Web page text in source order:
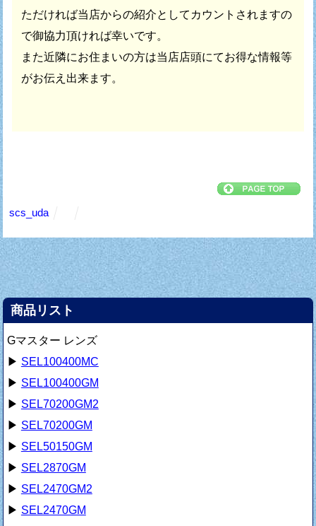
ただければ当店からの紹介としてカウントされますの
で御協力頂ければ幸いです。
また近隣にお住まいの方は当店店頭にてお得な情報等
がお伝え出来ます。
scs_uda
商品リスト
Gマスター レンズ
▶ SEL100400MC
▶ SEL100400GM
▶ SEL70200GM2
▶ SEL70200GM
▶ SEL50150GM
▶ SEL2870GM
▶ SEL2470GM2
▶ SEL2470GM